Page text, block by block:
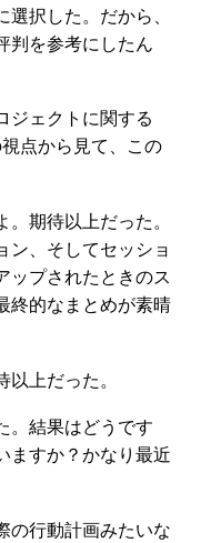
択した。だから、
判を参考にしたん
ジェクトに関する
点から見て、この
期待以上だった。
ン、そしてセッショ
ップされたときのス
終的なまとめが素晴
上だった。
。結果はどうです
ますか？かなり最近
の行動計画みたいな